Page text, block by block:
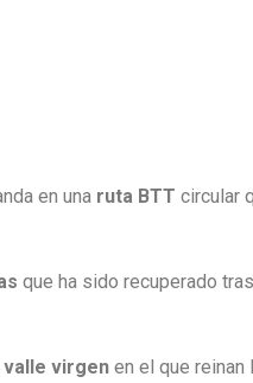
en una ruta BTT circular
que ha sido recuperado
valle virgen en el que